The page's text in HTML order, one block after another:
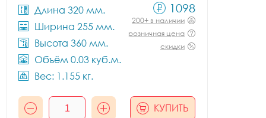
Длина 320 мм.
Ширина 255 мм.
Высота 360 мм.
Объём 0.03 куб.м.
Вес: 1.155 кг.
1098
200+ в наличии
розничная цена
скидки
КУПИТЬ